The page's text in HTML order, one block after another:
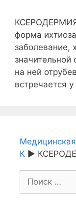
форма
заболевание,
на ней
встречается
К ►
Поиск: